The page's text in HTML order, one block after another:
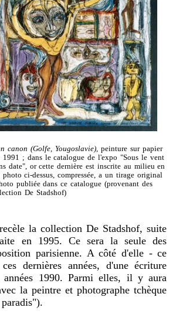
canon (Golfe, Yougoslavie), peinture sur papier
; dans le catalogue de l'expo "Sous le vent
date", or cette dernière est inscrite au milieu en
ci-dessus, compressée, a un tirage original
publiée dans ce catalogue (provenant des
De Stadshof)
la collection De Stadshof, suite
en 1995. Ce sera la seule des
parisienne. A côté d'elle - ce
dernières années, d'une écriture
années 1990. Parmi elles, il y aura
la peintre et photographe tchèque